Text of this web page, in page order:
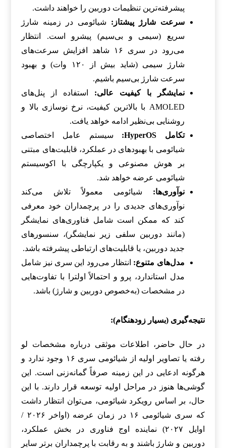
پیشرفته‌ترین تنظیمات دوربین را خواهند داشت.
سرعت شارژ پیشتاز: شیائومی در زمینه شارژ
سریع (سیمی و بی‌سیم) پیشرو است. انتظار
می‌رود در سری ۱۶ شاهد افزایش سرعت‌های
شارژ سیمی (شاید بیش از ۱۲۰ وات) و بهبود
سرعت شارژ بی‌سیم باشیم.
نمایشگر با کیفیت عالی: استفاده از پنل‌های
AMOLED با بالاترین کیفیت، نرخ نوسازی بالا و
روشنایی بی‌نظیر ادامه خواهد یافت.
تکامل HyperOS:
سیستم عامل اختصاصی
شیائومی با بهبودهای در عملکرد، قابلیت‌های مبتنی
بر هوش مصنوعی و یکپارچگی با اکوسیستم
شیائومی عرضه خواهد شد.
نوآوری‌ها: شیائومی معمولاً تلاش می‌کند
نوآوری‌های جدیدی را در پرچمداران خود معرفی
کند که ممکن است شامل فناوری‌های نمایشگر
(مانند دوربین سلفی زیر نمایشگر)، سنسورهای
جدید دوربین، یا قابلیت‌های ارتباطی پیشرفته باشد.
مدل‌های متنوع: انتظار می‌رود این سری نیز شامل
مدل استاندارد، پرو و احتمالاً اولترا با تفاوت‌هایی
در مشخصات (به‌خصوص دوربین و شارژ) باشد.
نتیجه‌گیری (بسیار زودهنگام):
در حال حاضر، اطلاعات موثقی درباره مشخصات لو
رفته یا تصاویر اولیه از شیائومی سری ۱۶ وجود ندارد و
هرگونه ادعایی در این زمینه صرفاً گمانه‌زنی است. این
گوشی‌ها هنوز در مراحل اولیه توسعه قرار دارند. با این
حال، بر اساس رویکرد شیائومی، می‌توان انتظار داشت
که سری شیائومی ۱۶ در زمان عرضه (اواخر ۲۰۲۶ /
اوایل ۲۰۲۷) نماینده اوج فناوری در بخش عملکرد،
دوربین و شارژ باشند و به رقابت با پرچمداران برتر سایر